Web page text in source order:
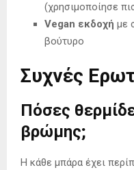
(χρησιμοποίησε
Vegan εκδοχή με
βούτυρο
Συχνές
Πόσες
βρώμης;
Η κάθε μπάρα έχει